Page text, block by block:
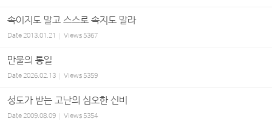
속이지도 말고 스스로 속지도 말라
Date2013.01.21 Views 5367
만물의 통일
Date2026.02.13 Views 5359
성도가 받는 고난의 심오한 신비
Date2009.08.09 Views 5354